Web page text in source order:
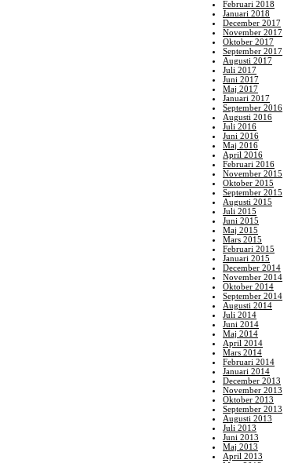
Februari 2018
Januari 2018
December 2017
November 2017
Oktober 2017
September 2017
Augusti 2017
Juli 2017
Juni 2017
Maj 2017
Januari 2017
September 2016
Augusti 2016
Juli 2016
Juni 2016
Maj 2016
April 2016
Februari 2016
November 2015
Oktober 2015
September 2015
Augusti 2015
Juli 2015
Juni 2015
Maj 2015
Mars 2015
Februari 2015
Januari 2015
December 2014
November 2014
Oktober 2014
September 2014
Augusti 2014
Juli 2014
Juni 2014
Maj 2014
April 2014
Mars 2014
Februari 2014
Januari 2014
December 2013
November 2013
Oktober 2013
September 2013
Augusti 2013
Juli 2013
Juni 2013
Maj 2013
April 2013